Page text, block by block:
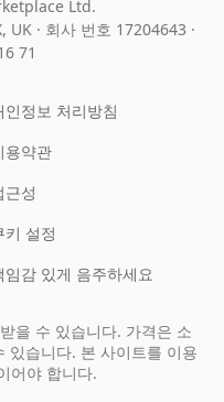
Ltd.
UK · 회사 번호 17204643 ·
71
인정보 처리방침
용약관
근성
키 설정
임감 있게 음주하세요
을 수 있습니다. 가격은 소
있습니다. 본 사이트를 이용
어야 합니다.